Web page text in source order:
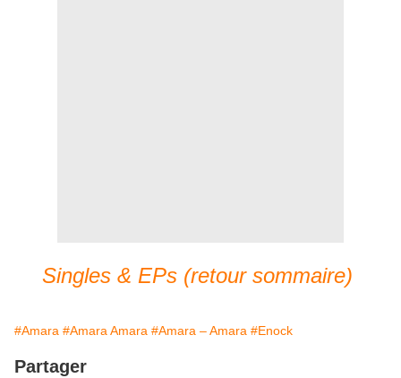
Singles & EPs (retour sommaire)
#Amara #Amara Amara #Amara – Amara #Enock
Partager